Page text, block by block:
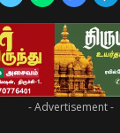
- Advertisement -